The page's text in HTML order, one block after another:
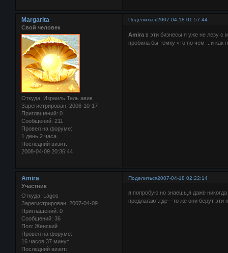
Поделиться2007-04-18 01:57:44
Margarita
Свой человек
Откуда: Израиль,Тель авив
Зарегистрирован: 2006-10-17
Приглашений: 0
Сообщений: 211
Провел на форуме:
1 день 2 часа
Последний визит:
2008-04-09 20:36:44
Amira в эти бизнесы я уже не лезу с
пробила бы темку что по чем ...и как
Поделиться2007-04-18 02:22:14
Amira
Участник
Откуда: Lagos
Зарегистрирован: 2007-04-09
Приглашений: 0
Сообщений: 36
Пол: Женский
Провел на форуме:
16 часов 37 минут
Последний визит:
я попробую.но знаешь,я даже
предлагают.где—то же они берут эти